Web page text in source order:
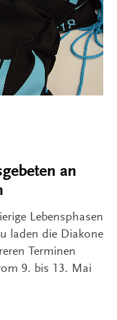
an
Lebensphasen
laden die Diakone
Terminen
9. bis 13. Mai